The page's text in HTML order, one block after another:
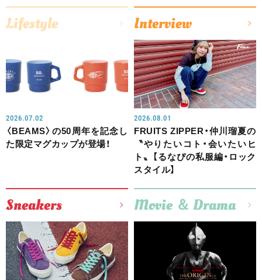
Lifestyle
2026.07.02
〈BEAMS〉の50周年を記念し
た限定マグカップが登場！
Interview
2026.08.01
FRUITS ZIPPER・仲川瑠夏の
〝やりたいコト・会いたいヒ
ト〟【るなぴの私服編・ロック
スタイル】
Sneakers Movie ＆ Drama